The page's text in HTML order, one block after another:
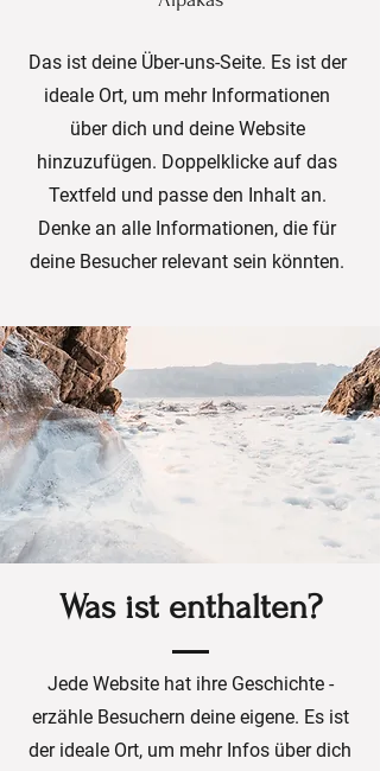
Das ist deine Über-uns-Seite. Es ist der
ideale Ort, um mehr Informationen
über dich und deine Website
hinzuzufügen. Doppelklicke auf das
Textfeld und passe den Inhalt an.
Denke an alle Informationen, die für
deine Besucher relevant sein könnten.
Was ist enthalten?
Jede Website hat ihre Geschichte -
erzähle Besuchern deine eigene. Es ist
der ideale Ort, um mehr Infos über dich